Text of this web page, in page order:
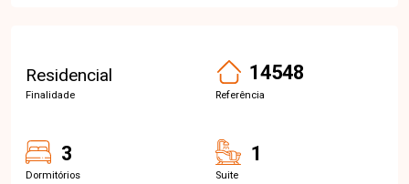
Residencial
Finalidade
14548
Referência
3
Dormitórios
1
Suite